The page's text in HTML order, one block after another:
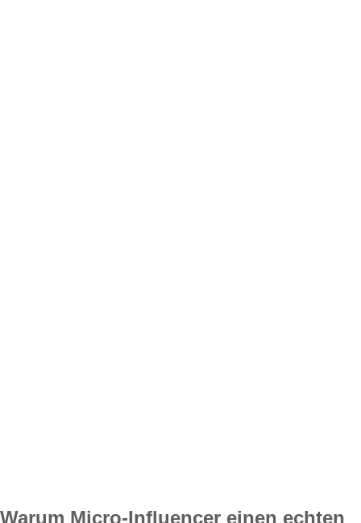
Warum Micro-Influencer einen echten